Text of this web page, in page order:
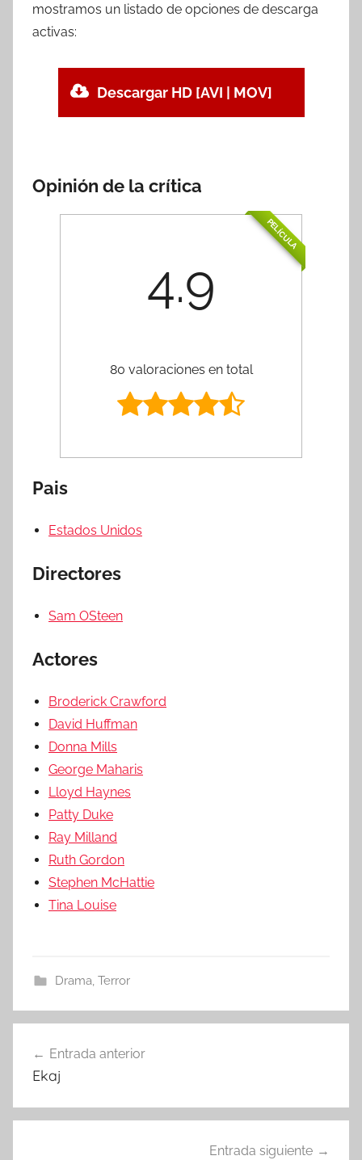
mostramos un listado de opciones de descarga
activas:
Descargar HD [AVI | MOV]
Opinión de la crítica
PELÍCULA
4.9
80 valoraciones en total
Pais
Estados Unidos
Directores
Sam OSteen
Actores
Broderick Crawford
David Huffman
Donna Mills
George Maharis
Lloyd Haynes
Patty Duke
Ray Milland
Ruth Gordon
Stephen McHattie
Tina Louise
Drama, Terror
Navegación
de
entradas
Entrada anterior
Ekaj
Entrada siguiente